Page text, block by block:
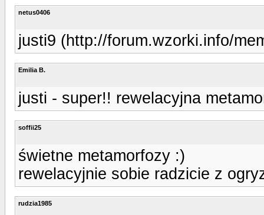
netus0406
justi9 (http://forum.wzorki.info/
Emilia B.
justi - super!! rewelacyjna
soffii25
świetne metamorfozy :)
rewelacyjnie sobie radzicie z
rudzia1985